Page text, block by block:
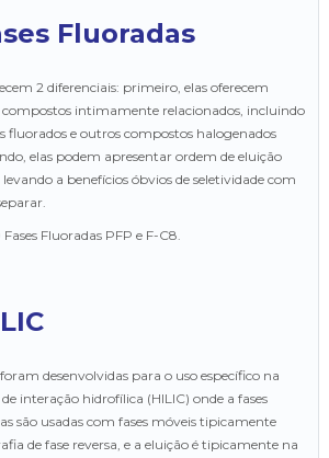
Fluoradas
2 diferenciais: primeiro, elas oferecem
intimamente relacionados, incluindo
fluorados e outros compostos halogenados
elas podem apresentar ordem de eluição
a benefícios óbvios de seletividade com
Fluoradas PFP e F-C8.
desenvolvidas para o uso específico na
interação hidrofílica (HILIC) onde a fases
são usadas com fases móveis tipicamente
de fase reversa, e a eluição é tipicamente na